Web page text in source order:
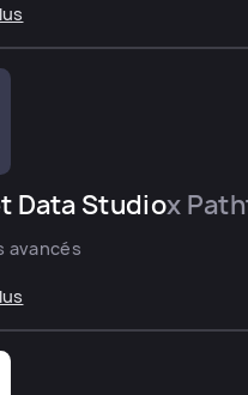
Data Studiox
avancés